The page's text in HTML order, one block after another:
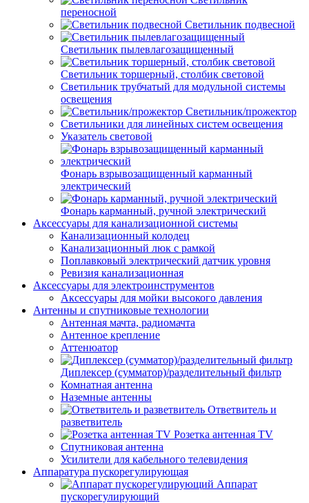
переносной
Светильник подвесной
Светильник пылевлагозащищенный
Светильник торшерный, столбик световой
Светильник трубчатый для модульной системы
освещения
Светильник/прожектор
Светильники для линейных систем освещения
Указатель световой
Фонарь взрывозащищенный карманный
электрический
Фонарь карманный, ручной электрический
Аксессуары для канализационной системы
Канализационный колодец
Канализационный люк с рамкой
Поплавковый электрический датчик уровня
Ревизия канализационная
Аксессуары для электроинструментов
Аксессуары для мойки высокого давления
Антенны и спутниковые технологии
Антенная мачта, радиомачта
Антенное крепление
Аттенюатор
Диплексер (сумматор)/разделительный фильтр
Комнатная антенна
Наземные антенны
Ответвитель и
разветвитель
Розетка антенная TV
Спутниковая антенна
Усилители для кабельного телевидения
Аппаратура пускорегулирующая
Аппарат
пускорегулирующий